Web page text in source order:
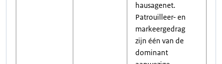
hausagenet.
Patrouilleer- en
markeergedrag
zijn één van de
dominant